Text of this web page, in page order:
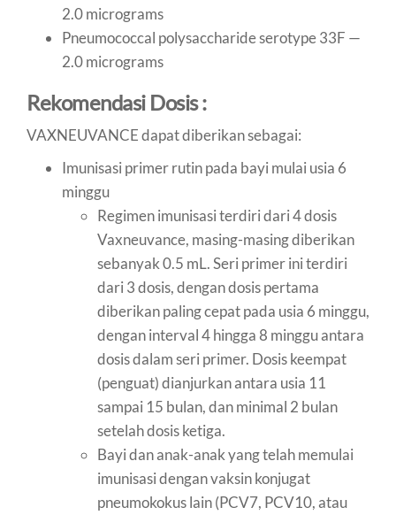
2.0 micrograms
Pneumococcal polysaccharide serotype 33F —
2.0 micrograms
Rekomendasi Dosis :
VAXNEUVANCE dapat diberikan sebagai:
Imunisasi primer rutin pada bayi mulai usia 6
minggu
Regimen imunisasi terdiri dari 4 dosis
Vaxneuvance, masing-masing diberikan
sebanyak 0.5 mL. Seri primer ini terdiri
dari 3 dosis, dengan dosis pertama
diberikan paling cepat pada usia 6 minggu,
dengan interval 4 hingga 8 minggu antara
dosis dalam seri primer. Dosis keempat
(penguat) dianjurkan antara usia 11
sampai 15 bulan, dan minimal 2 bulan
setelah dosis ketiga.
Bayi dan anak-anak yang telah memulai
imunisasi dengan vaksin konjugat
pneumokokus lain (PCV7, PCV10, atau